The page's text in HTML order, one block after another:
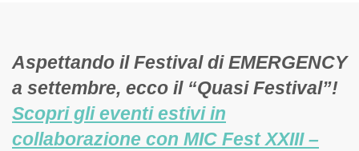
Aspettando il Festival di EMERGENCY
a settembre, ecco il “Quasi Festival”!
Scopri gli eventi estivi in
collaborazione con MIC Fest XXIII –